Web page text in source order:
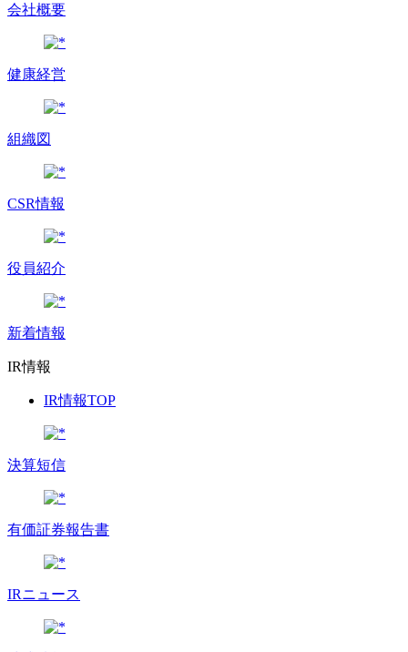
会社概要
健康経営
組織図
CSR情報
役員紹介
新着情報
IR情報
IR情報TOP
決算短信
有価証券報告書
IRニュース